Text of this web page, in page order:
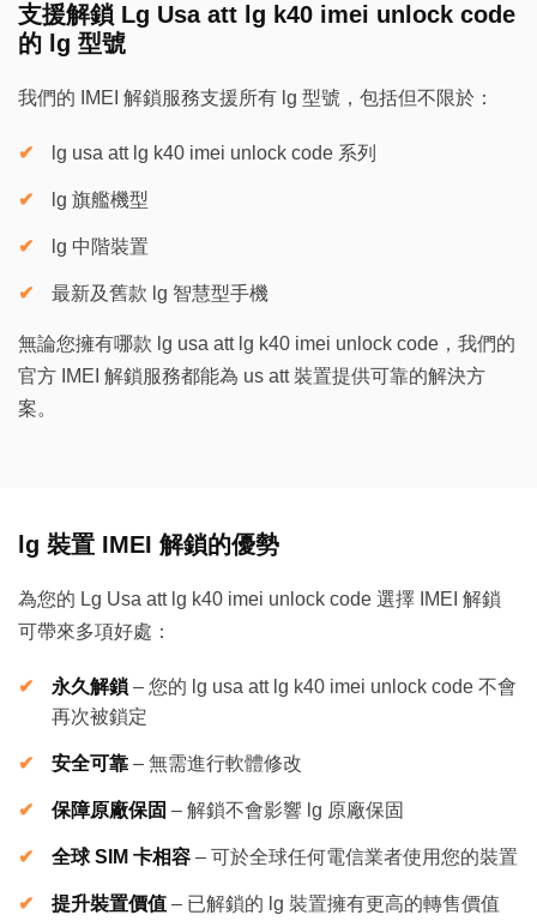
支援解鎖 Lg Usa att lg k40 imei unlock code
的 lg 型號
我們的 IMEI 解鎖服務支援所有 lg 型號，包括但不限於：
lg usa att lg k40 imei unlock code 系列
lg 旗艦機型
lg 中階裝置
最新及舊款 lg 智慧型手機
無論您擁有哪款 lg usa att lg k40 imei unlock code，我們的
官方 IMEI 解鎖服務都能為 us att 裝置提供可靠的解決方
案。
lg 裝置 IMEI 解鎖的優勢
為您的 Lg Usa att lg k40 imei unlock code 選擇 IMEI 解鎖
可帶來多項好處：
永久解鎖 – 您的 lg usa att lg k40 imei unlock code 不會
再次被鎖定
安全可靠 – 無需進行軟體修改
保障原廠保固 – 解鎖不會影響 lg 原廠保固
全球 SIM 卡相容 – 可於全球任何電信業者使用您的裝置
提升裝置價值 – 已解鎖的 lg 裝置擁有更高的轉售價值